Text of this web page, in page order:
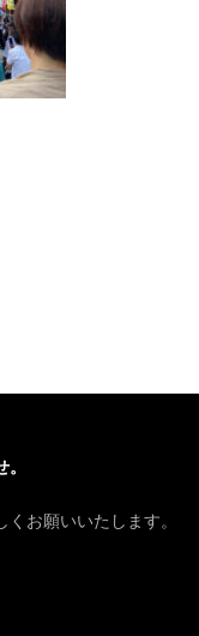
お願いいたします。